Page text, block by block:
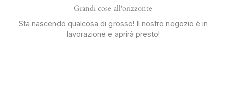
Grandi cose all'orizzonte
Sta nascendo qualcosa di grosso! Il nostro negozio è in
lavorazione e aprirà presto!